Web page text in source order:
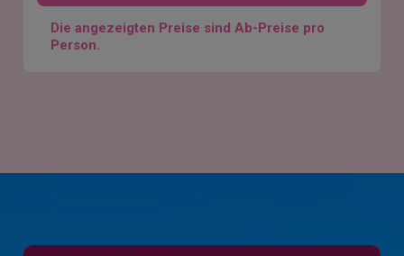
Die angezeigten Preise sind Ab-Preise pro
Person.